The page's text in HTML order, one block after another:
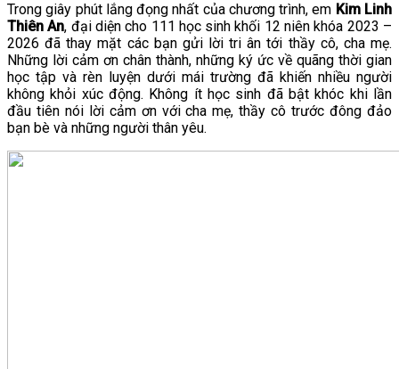
Trong giây phút lắng đọng nhất của chương trình, em Kim Linh
Thiên An, đại diện cho 111 học sinh khối 12 niên khóa 2023 –
2026 đã thay mặt các bạn gửi lời tri ân tới thầy cô, cha mẹ.
Những lời cảm ơn chân thành, những ký ức về quãng thời gian
học tập và rèn luyện dưới mái trường đã khiến nhiều người
không khỏi xúc động. Không ít học sinh đã bật khóc khi lần
đầu tiên nói lời cảm ơn với cha mẹ, thầy cô trước đông đảo
bạn bè và những người thân yêu.